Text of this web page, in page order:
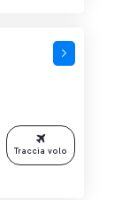
Traccia volo